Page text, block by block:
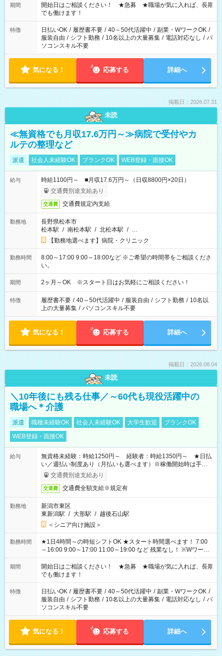
せん ※法令に基づき、週20時間以上勤務は社会保険への加入対
象となります ※労働者派遣法（日雇い派遣の原則禁止）によ
り、短時間・短期間の就業はご案内が難しい場合があります
期間
開始日はご相談ください！ ★急募 ★職場が気に入れば、長期
でも働けます！
特徴 日払いOK / 履歴書不要 / 40～50代活躍中 / 副業・WワークOK /
服装自由 / シフト勤務 / 10名以上の大量募集 / 電話対応なし / パ
ソコンスキル不要
気になる！ 応募する 詳細へ
掲載日：2026.07.31
未読
≪無資格でも月収17.6万円～≫病院で受付やカ
ルテの整理など
派遣 社会人未経験OK ブランクOK WEB登録・面接OK
給与
時給1100円～ ■月収17.6万円～（日収8800円×20日）
交通費別途支給あり
交通費 交通費規定内支給
勤務地
長野県松本市
松本駅 / 南松本駅 / 北松本駅 / …
【勤務地選べます】病院・クリニック
勤務時間
8:00～17:00 9:00～18:00など ※ご希望の時間帯をご相談くださ
い。
期間 2ヶ月～OK ※スタート日はお気軽にご相談ください！
特徴 履歴書不要 / 40～50代活躍中 / 服装自由 / シフト勤務 / 10名以
上の大量募集 / パソコンスキル不要
気になる！ 応募する 詳細へ
掲載日：2026.08.04
未読
＼10年後にも残る仕事／～60代も現役活躍中の
職場へ＊介護
派遣 職種未経験OK 社会人未経験OK 大学生歓迎
ブランクOK
WEB登録・面接OK
給与
無資格未経験：時給1250円～ 経験者：時給1350円～ ★日払
い／週払い制度あり（月払いも選べます）※稼働開始時は手続き
完了次第のお支払いとなります。
交通費別途支給あり
交通費 交通費全額支給※規定有
勤務地
新潟市東区
東新潟駅 / 大形駅 / 越後石山駅
＜シニア向け施設＞
勤務時間
★1日4時間～の時短シフトOK ★スタート時間選べます！ 7:00
～16:00 9:00～17:00 11:00～19:00 など 残業なし！ ※Wワーク
の場合、他のお仕事と合わせ週40時間超の就業はご案内できま
せん ※法令に基づき、週20時間以上勤務は社会保険への加入対
象となります ※労働者派遣法（日雇い派遣の原則禁止）によ
り、短時間・短期間の就業はご案内が難しい場合があります
期間
開始日はご相談ください！ ★急募 ★職場が気に入れば、長期
でも働けます！
特徴 日払いOK / 履歴書不要 / 40～50代活躍中 / 副業・WワークOK /
服装自由 / シフト勤務 / 10名以上の大量募集 / 電話対応なし / パ
ソコンスキル不要
気になる！ 応募する 詳細へ